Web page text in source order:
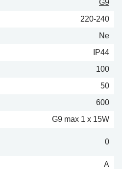
G9
220-240
Ne
IP44
100
50
600
G9 max 1 x 15W
0
A